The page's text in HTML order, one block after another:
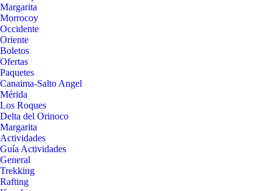
Margarita
Morrocoy
Occidente
Oriente
Boletos
Ofertas
Paquetes
Canaima-Salto Angel
Mérida
Los Roques
Delta del Orinoco
Margarita
Actividades
Guía Actividades
General
Trekking
Rafting